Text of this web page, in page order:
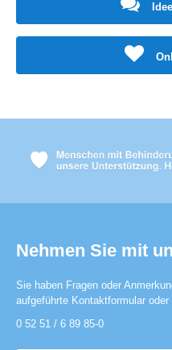
Nehmen Sie mit
Sie haben Fragen oder
aufgeführte Kontaktformular
0 52 51 / 6 89 85-0